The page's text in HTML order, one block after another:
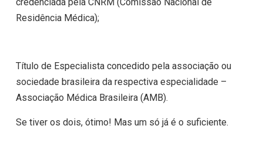
Residência Médica);
Título de Especialista concedido pela associação ou
sociedade brasileira da respectiva especialidade –
Associação Médica Brasileira (AMB).
Se tiver os dois, ótimo! Mas um só já é o suficiente.